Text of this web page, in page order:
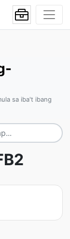
sa iba't ibang